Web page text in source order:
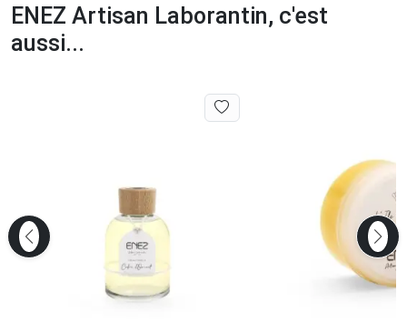
ENEZ Artisan Laborantin, c'est
aussi...